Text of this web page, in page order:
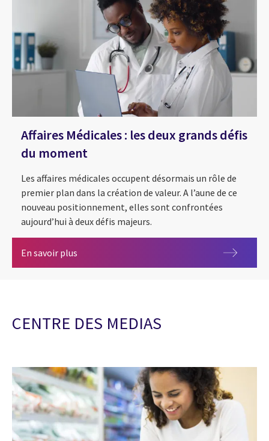
Affaires Médicales : les deux grands défis
du moment
Les affaires médicales occupent désormais un rôle de
premier plan dans la création de valeur. A l’aune de ce
nouveau positionnement, elles sont confrontées
aujourd’hui à deux défis majeurs.
En savoir plus Affaires Médicales : les deux grands défis du
CENTRE DES MEDIAS